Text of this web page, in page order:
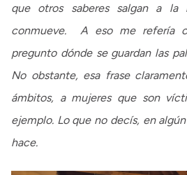
que otros saberes salgan a
conmueve. A eso me refería
pregunto dónde se guardan las
No obstante, esa frase
ámbitos, a mujeres que son
ejemplo. Lo que no decís, en
hace.